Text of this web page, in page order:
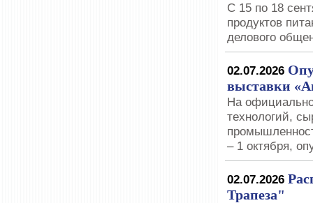
С 15 по 18
продуктов
делового
02.07.2026
выставки
На
технологий,
– 1 октября,
02.07.2026
Трапеза"